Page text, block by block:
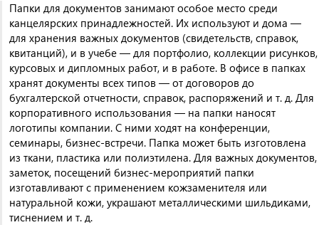
Папки для документов занимают особое место среди
канцелярских принадлежностей. Их используют и дома —
для хранения важных документов (свидетельств, справок,
квитанций), и в учебе — для портфолио, коллекции рисунков,
курсовых и дипломных работ, и в работе. В офисе в папках
хранят документы всех типов — от договоров до
бухгалтерской отчетности, справок, распоряжений и т. д. Для
корпоративного использования — на папки наносят
логотипы компании. С ними ходят на конференции,
семинары, бизнес-встречи. Папка может быть изготовлена
из ткани, пластика или полиэтилена. Для важных документов,
заметок, посещений бизнес-мероприятий папки
изготавливают с применением кожзаменителя или
натуральной кожи, украшают металлическими шильдиками,
тиснением и т. д.